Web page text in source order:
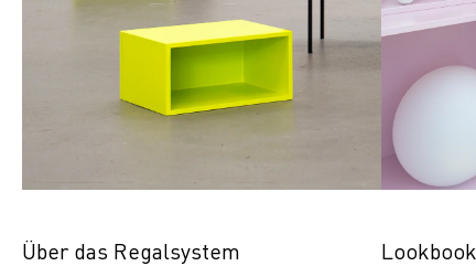
Über das Regalsystem Lookbook